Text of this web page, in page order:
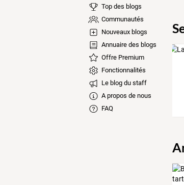
Top des blogs
Communautés
Nouveaux blogs
Annuaire des blogs
Offre Premium
Fonctionnalités
Le blog du staff
A propos de nous
FAQ